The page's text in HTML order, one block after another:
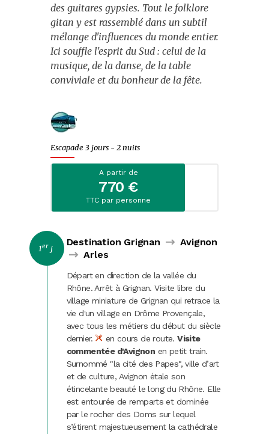
Spectacles
Music-Hall et cabarets
Fêtes et marchés de Noël
St-Sylvestre
Carnaval
des guitares gypsies. Tout le folklore
gitan y est rassemblé dans un subtil
mélange d'influences du monde entier.
Ici souffle l'esprit du Sud : celui de la
musique, de la danse, de la table
conviviale et du bonheur de la fête.
Escapade 3 jours - 2 nuits
A partir de
770 €
TTC par personne
1er j
Destination Grignan
Avignon
Arles
Départ en direction de la vallée du
Rhône. Arrêt à Grignan. Visite libre du
village miniature de Grignan qui retrace la
vie d'un village en Drôme Provençale,
avec tous les métiers du début du siècle
dernier.
en cours de route.Visite
commentée d'Avignon en petit train.
Surnommé "la cité des Papes", ville d’art
et de culture, Avignon étale son
étincelante beauté le long du Rhône. Elle
est entourée de remparts et dominée
par le rocher des Doms sur lequel
s’étirent majestueusement la cathédrale